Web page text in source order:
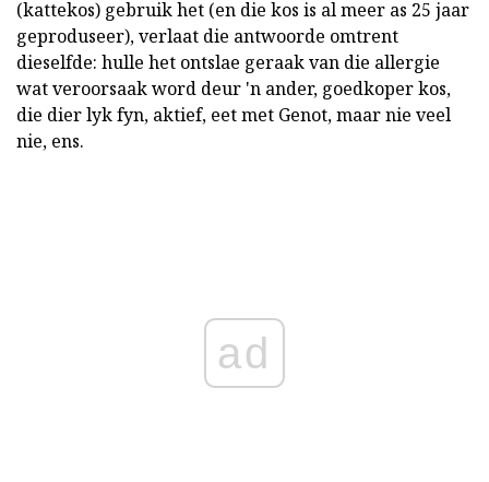
(kattekos) gebruik het (en die kos is al meer as 25 jaar
geproduseer), verlaat die antwoorde omtrent
dieselfde: hulle het ontslae geraak van die allergie
wat veroorsaak word deur 'n ander, goedkoper kos,
die dier lyk fyn, aktief, eet met Genot, maar nie veel
nie, ens.
ad